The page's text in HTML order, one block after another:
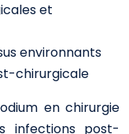
et
environnants
chirurgicale
en chirurgie
infections post-